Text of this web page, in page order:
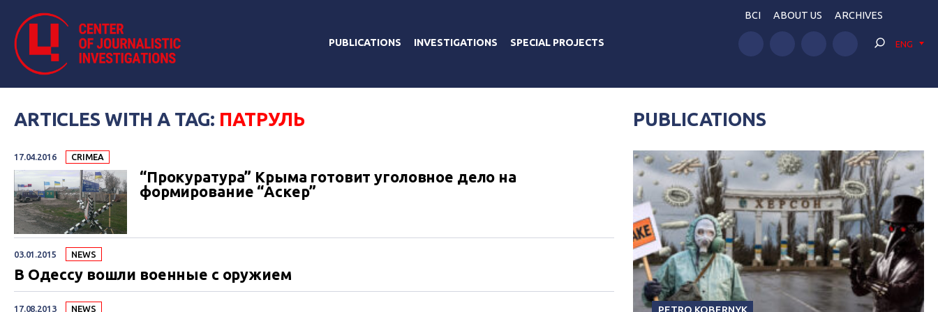
PUBLICATIONS INVESTIGATIONS SPECIAL PROJECTS
BCI ABOUT US ARCHIVES
ENG
ARTICLES WITH A TAG: ПАТРУЛЬ
17.04.2016 CRIMEA
“Прокуратура” Крыма готовит уголовное дело на
формирование “Аскер”
03.01.2015 NEWS
В Одессу вошли военные с оружием
17.08.2013 NEWS
PUBLICATIONS
PETRO KOBERNYK